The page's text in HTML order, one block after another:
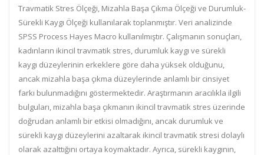
Travmatik Stres Ölçeği, Mizahla Başa Çıkma Ölçeği ve Durumluk-
Sürekli Kaygı Ölçeği kullanılarak toplanmıştır. Veri analizinde
SPSS Process Hayes Macro kullanılmıştır. Çalışmanın sonuçları,
kadınların ikincil travmatik stres, durumluk kaygı ve sürekli
kaygı düzeylerinin erkeklere göre daha yüksek olduğunu,
ancak mizahla başa çıkma düzeylerinde anlamlı bir cinsiyet
farkı bulunmadığını göstermektedir. Araştırmanın aracılıkla ilgili
bulguları, mizahla başa çıkmanın ikincil travmatik stres üzerinde
doğrudan anlamlı bir etkisi olmadığını, ancak durumluk ve
sürekli kaygı düzeylerini azaltarak ikincil travmatik stresi dolaylı
olarak azalttığını ortaya koymaktadır. Ayrıca, sürekli kaygının,